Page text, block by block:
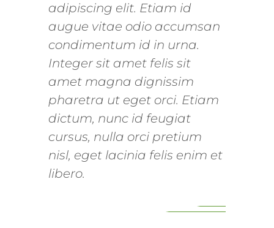
adipiscing elit. Etiam id
augue vitae odio accumsan
condimentum id in urna.
Integer sit amet felis sit
amet magna dignissim
pharetra ut eget orci. Etiam
dictum, nunc id feugiat
cursus, nulla orci pretium
nisl, eget lacinia felis enim et
libero.